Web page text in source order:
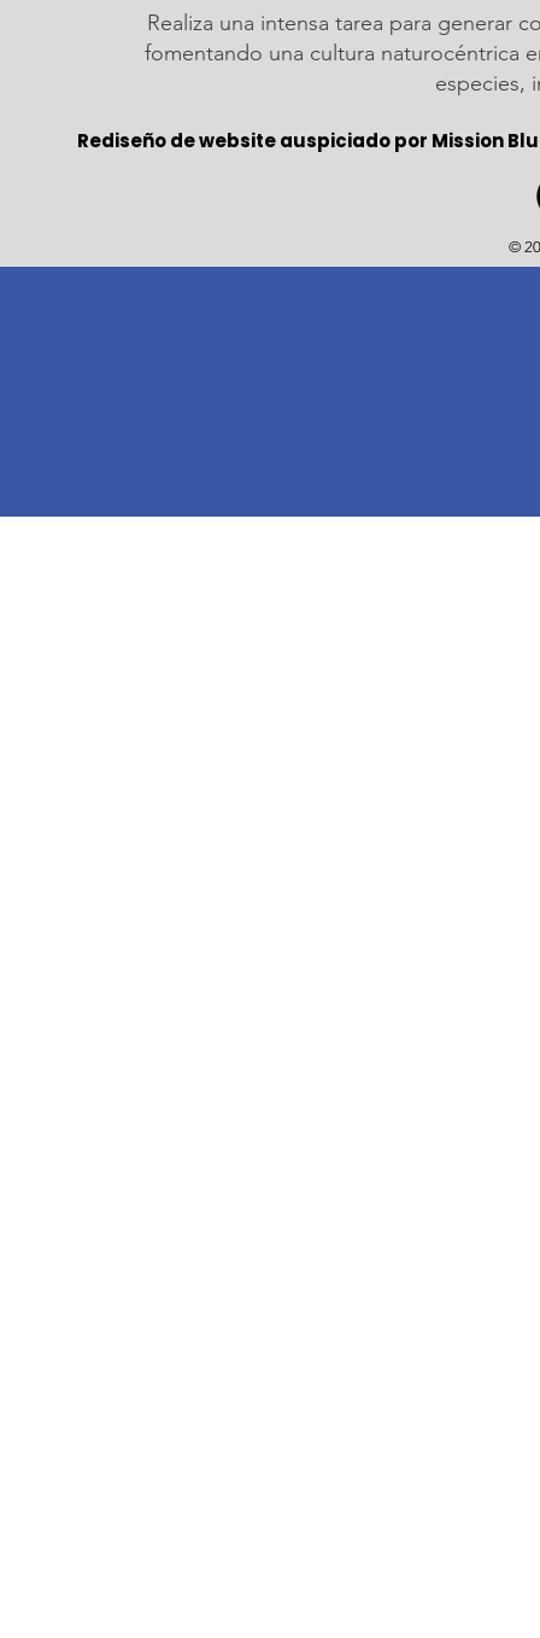
Realiza una intensa tarea para generar
fomentando una cultura naturocéntrica
especies,
Rediseño de website auspiciado por Mission
©